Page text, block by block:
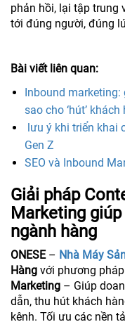
phản hồi, lại tập trung
tới đúng người, đúng
Bài viết liên quan:
Inbound
sao cho ‘hút’ khách
lưu ý khi triển khai
Gen Z
SEO và Inbound
Giải pháp
Marketing
ngành hàng
ONESE– Nhà Máy
Hàng với phương pháp
Marketing – Giúp
dẫn, thu hút khách
kênh. Tối ưu các nền